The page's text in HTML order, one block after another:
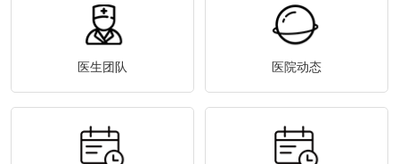
医生团队 医院动态